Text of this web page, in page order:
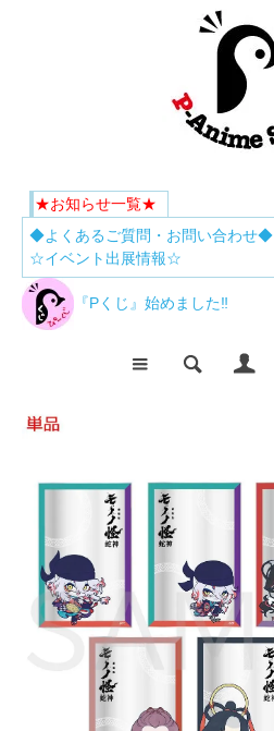
★お知らせ一覧★
◆よくあるご質問・お問い合わせ◆
☆イベント出展情報☆
『Pくじ』始めました‼